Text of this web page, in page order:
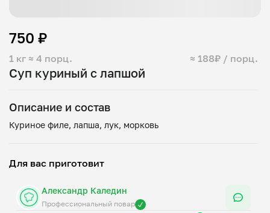
Суп куриный с лапшой
1 кг ≈ 4 порц. ≈ 188₽ / порц.
750 ₽
Описание и состав
Для вас приготовит
Александр Каледин
Профессиональный повар